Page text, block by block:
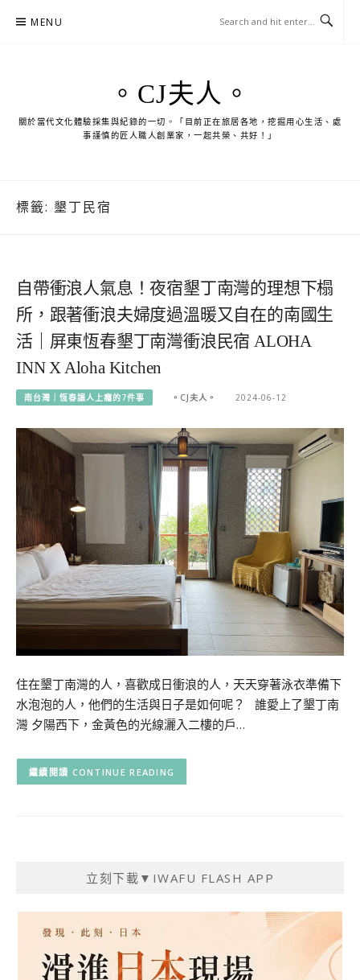
MENU
。CJ夫人。
關於當代文化體驗採集與紀錄的一切。「目前正在旅居各地，挖掘用心生活、處
事謹慎的匠人職人創業家，一起共榮、共好！」
標籤: 墾丁民宿
自帶衝浪人氣息！夜宿墾丁南灣的理想下榻
所，跟著衝浪夫婦度過溫暖又自在的南國生
活｜屏東恆春墾丁南灣衝浪民宿 ALOHA
INN X Aloha Kitchen
南台灣｜恆春讓人上癮的7件事 。CJ夫人。 2024-06-12
住在墾丁南灣的人，喜歡成日衝浪的人，天天穿著泳衣準備下
水泡泡的人，他們的生活與日子是如何呢？ 誰愛上了墾丁南
灣 夕陽西下，金黃色的光線灑入二樓的戶…
CONTINUE READING
立刻下載▼IWAFU FLASH APP